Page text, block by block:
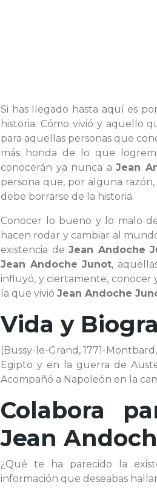
Si has llegado hasta aquí es
historia. Cómo vivió y aquello
para aquellas personas que
más honda de lo que
conocerán ya nunca aJean
persona que, por alguna
debe borrarse de la historia.
Conocer lo bueno y lo malo
hacen rodar y cambiar al
existencia de Jean Andoche
Jean Andoche Junot,
influyó, y ciertamente, conocer
la que vivió Jean Andoche
Vida y
(Bussy-le-Grand, 1771-
Egipto y en la guerra de
Acompañó a Napoleón en la
Colabora
Jean
¿Qué te ha parecido la
información que deseabas